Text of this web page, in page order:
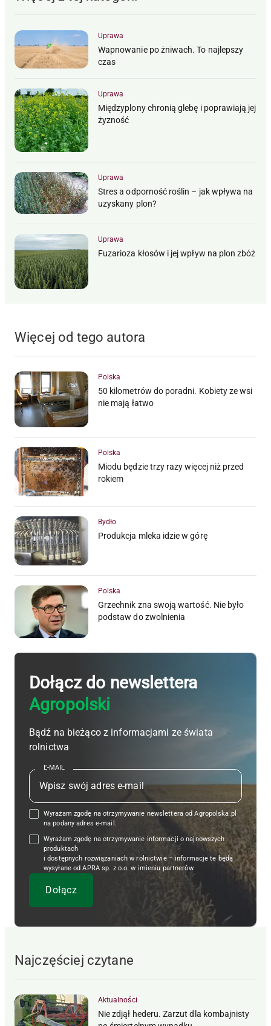
Uprawa
Wapnowanie po żniwach. To najlepszy
czas
Uprawa
Międzyplony chronią glebę i poprawiają jej
żyzność
Uprawa
Stres a odporność roślin – jak wpływa na
uzyskany plon?
Uprawa
Fuzarioza kłosów i jej wpływ na plon zbóż
Więcej od tego autora
Polska
50 kilometrów do poradni. Kobiety ze wsi
nie mają łatwo
Polska
Miodu będzie trzy razy więcej niż przed
rokiem
Bydło
Produkcja mleka idzie w górę
Polska
Grzechnik zna swoją wartość. Nie było
podstaw do zwolnienia
Dołącz do newslettera
Agropolski
Bądź na bieżąco z informacjami ze świata
rolnictwa
E-MAIL
Wyrażam zgodę na otrzymywanie newslettera od Agropolska.pl
na podany adres e-mail.
Wyrażam zgodę na otrzymywanie informacji o najnowszych
produktach
i dostępnych rozwiązaniach w rolnictwie – informacje te będą
wysyłane od APRA sp. z o.o. w imieniu partnerów.
Najczęściej czytane
Aktualności
Nie zdjął hederu. Zarzut dla kombajnisty